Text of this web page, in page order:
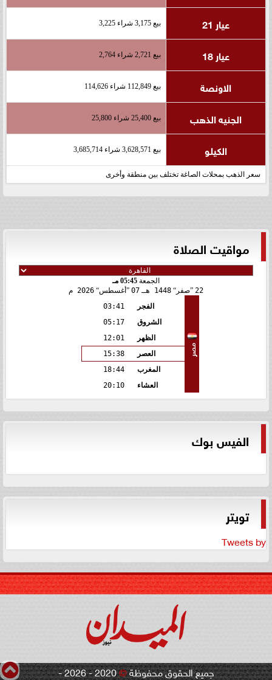
عيار 21 بيع 3,175 شراء 3,225
عيار 18 بيع 2,721 شراء 2,764
الاونصة بيع 112,849 شراء 114,626
الجنيه الذهب بيع 25,400 شراء 25,800
الكيلو بيع 3,628,571 شراء 3,685,714
سعر الذهب بمحلات الصاغة تختلف بين منطقة وأخرى
مواقيت الصلاة
الجمعة 05:45 مـ
22 صفر 1448 هـ 07 أغسطس 2026 م
مصر
الفجر
03:41
الشروق
05:17
الظهر
12:01
العصر
15:38
المغرب
18:44
العشاء
20:10
الفيس بوك
تويتر
Tweets by
جميع الحقوق محفوظة©
2020 - 2026 -